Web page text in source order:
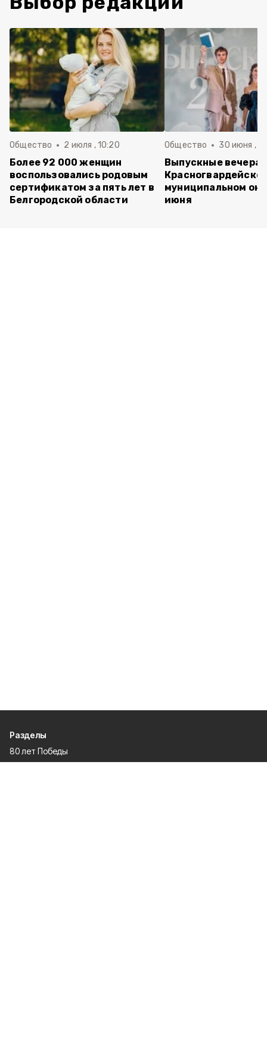
Общество 2 июля , 10:20
Более 92 000 женщин
воспользовались родовым
сертификатом за пять лет в
Белгородской области
Общество 30 июня ,
Выпускные вечера
муниципальном
июня
Разделы
80 лет Победы